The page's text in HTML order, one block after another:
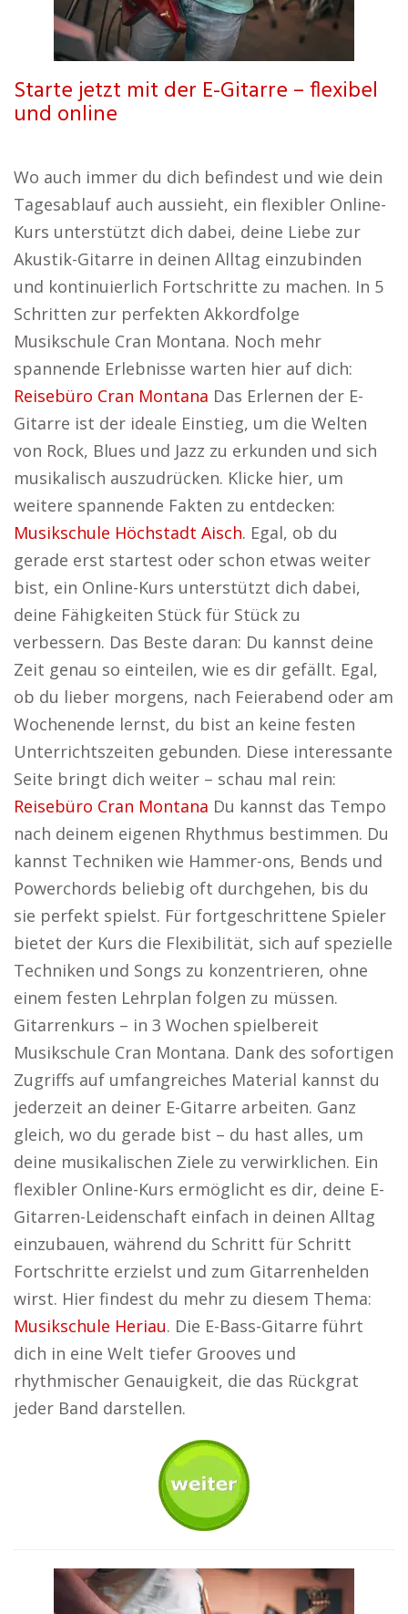
Starte jetzt mit der E-Gitarre – flexibel
und online
Wo auch immer du dich befindest und wie dein
Tagesablauf auch aussieht, ein flexibler Online-
Kurs unterstützt dich dabei, deine Liebe zur
Akustik-Gitarre in deinen Alltag einzubinden
und kontinuierlich Fortschritte zu machen. In 5
Schritten zur perfekten Akkordfolge
Musikschule Cran Montana. Noch mehr
spannende Erlebnisse warten hier auf dich:
Reisebüro Cran Montana Das Erlernen der E-
Gitarre ist der ideale Einstieg, um die Welten
von Rock, Blues und Jazz zu erkunden und sich
musikalisch auszudrücken. Klicke hier, um
weitere spannende Fakten zu entdecken:
Musikschule Höchstadt Aisch. Egal, ob du
gerade erst startest oder schon etwas weiter
bist, ein Online-Kurs unterstützt dich dabei,
deine Fähigkeiten Stück für Stück zu
verbessern. Das Beste daran: Du kannst deine
Zeit genau so einteilen, wie es dir gefällt. Egal,
ob du lieber morgens, nach Feierabend oder am
Wochenende lernst, du bist an keine festen
Unterrichtszeiten gebunden. Diese interessante
Seite bringt dich weiter – schau mal rein:
Reisebüro Cran Montana Du kannst das Tempo
nach deinem eigenen Rhythmus bestimmen. Du
kannst Techniken wie Hammer-ons, Bends und
Powerchords beliebig oft durchgehen, bis du
sie perfekt spielst. Für fortgeschrittene Spieler
bietet der Kurs die Flexibilität, sich auf spezielle
Techniken und Songs zu konzentrieren, ohne
einem festen Lehrplan folgen zu müssen.
Gitarrenkurs – in 3 Wochen spielbereit
Musikschule Cran Montana. Dank des sofortigen
Zugriffs auf umfangreiches Material kannst du
jederzeit an deiner E-Gitarre arbeiten. Ganz
gleich, wo du gerade bist – du hast alles, um
deine musikalischen Ziele zu verwirklichen. Ein
flexibler Online-Kurs ermöglicht es dir, deine E-
Gitarren-Leidenschaft einfach in deinen Alltag
einzubauen, während du Schritt für Schritt
Fortschritte erzielst und zum Gitarrenhelden
wirst. Hier findest du mehr zu diesem Thema:
Musikschule Heriau. Die E-Bass-Gitarre führt
dich in eine Welt tiefer Grooves und
rhythmischer Genauigkeit, die das Rückgrat
jeder Band darstellen.